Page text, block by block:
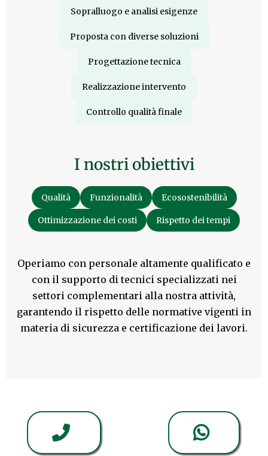
Sopralluogo e analisi esigenze
Proposta con diverse soluzioni
Progettazione tecnica
Realizzazione intervento
Controllo qualità finale
I nostri obiettivi
Qualità Funzionalità Ecosostenibilità
Ottimizzazione dei costi Rispetto dei tempi
Operiamo con personale altamente qualificato e
con il supporto di tecnici specializzati nei
settori complementari alla nostra attività,
garantendo il rispetto delle normative vigenti in
materia di sicurezza e certificazione dei lavori.